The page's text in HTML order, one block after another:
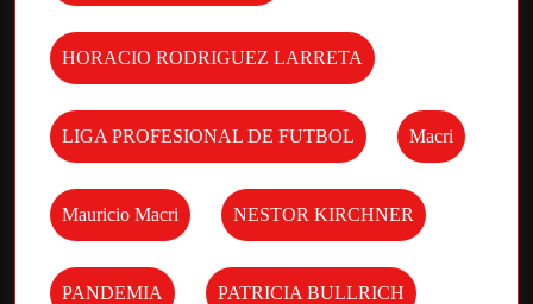
HORACIO RODRIGUEZ LARRETA
LIGA PROFESIONAL DE FUTBOL Macri
Mauricio Macri NESTOR KIRCHNER
PANDEMIA PATRICIA BULLRICH